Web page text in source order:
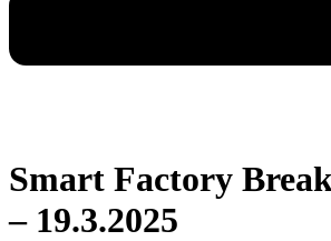
Smart Factory
– 19.3.2025